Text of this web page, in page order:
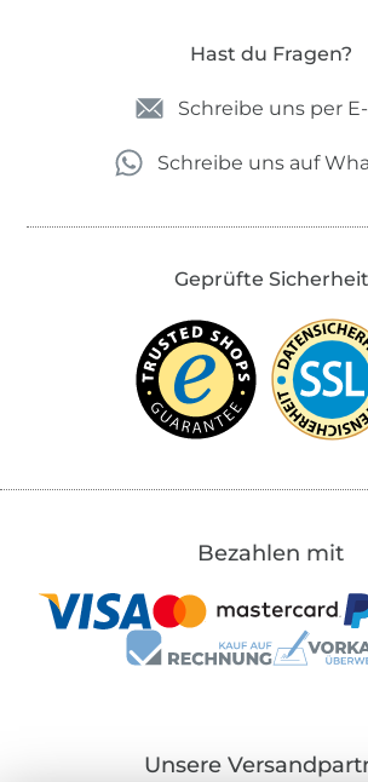
Hast du Fragen?
Schreibe uns per E-
Schreibe uns auf
Geprüfte Sicherheit
Bezahlen mit
Unsere